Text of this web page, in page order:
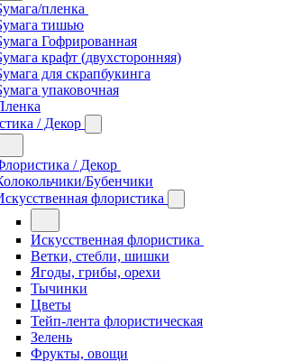
пленка
тишью
Гофрированная
крафт (двухсторонняя)
для скрапбукинга
упаковочная
/ Декор
/ Декор
Бубенчики
флористика
Искусственная флористика
Ветки, стебли, шишки
Ягоды, грибы, орехи
Тычинки
Цветы
Тейп-лента флористическая
Зелень
Фрукты, овощи